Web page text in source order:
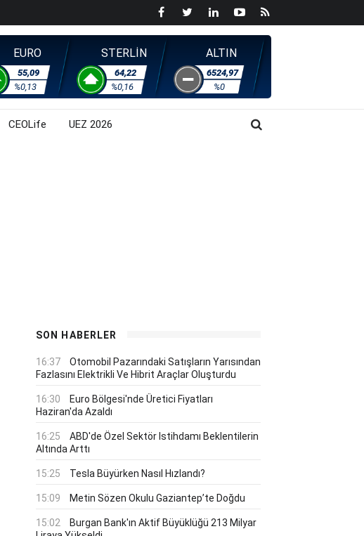
EURO
55,09
%0,13
STERLİN
64,22
%0,16
ALTIN
6524,97
%0
CEOLife UEZ 2026
SON HABERLER
16:37
Otomobil Pazarındaki Satışların Yarısından
Fazlasını Elektrikli Ve Hibrit Araçlar Oluşturdu
16:30
Euro Bölgesi'nde Üretici Fiyatları
Haziran'da Azaldı
16:25
ABD'de Özel Sektör Istihdamı Beklentilerin
Altında Arttı
15:25 Tesla Büyürken Nasıl Hızlandı?
15:09 Metin Sözen Okulu Gaziantep’te Doğdu
15:02
Burgan Bank'ın Aktif Büyüklüğü 213 Milyar